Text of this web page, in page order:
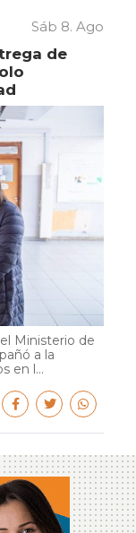
Sáb 8. Ago
de
Ministerio de
a la
en l...